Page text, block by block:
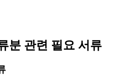
분 관련 필요 서류